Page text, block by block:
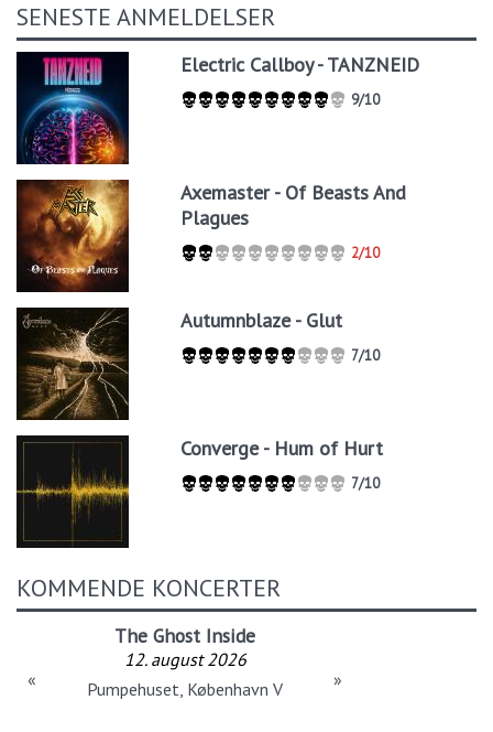
SENESTE ANMELDELSER
Electric Callboy - TANZNEID
9/10
Axemaster - Of Beasts And
Plagues
2/10
Autumnblaze - Glut
7/10
Converge - Hum of Hurt
7/10
KOMMENDE KONCERTER
The Ghost Inside
12. august 2026
Pumpehuset, København V
« »